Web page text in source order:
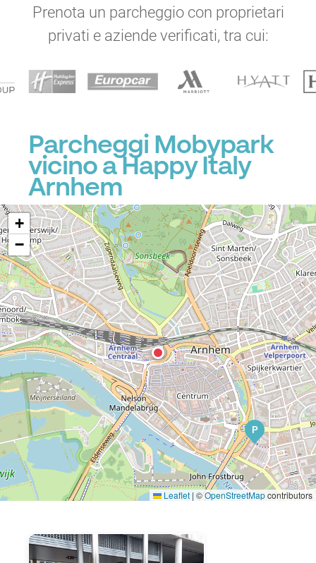
Prenota un parcheggio con proprietari
privati e aziende verificati, tra cui:
Parcheggi Mobypark
vicino a Happy Italy
Arnhem
P
+
−
Leaflet | ©OpenStreetMapcontributors